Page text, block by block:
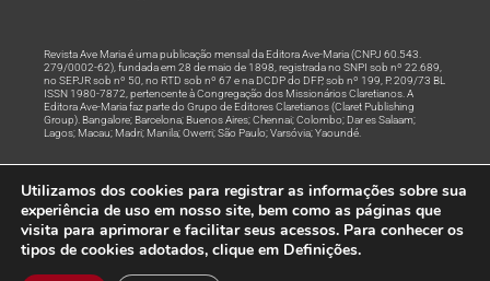
Revista Ave Maria é uma publicação mensal da Editora Ave-Maria (CNPJ 60.543.
279/0002-62), fundada em 28 de maio de 1898, registrada no SNPI sob nº 22.689,
no SEPJR sob nº 50, no RTD sob nº 67 e na DCDP do DFP, sob nº 199, P. 209/73 BL
ISSN 1980-7872, pertencente à Congregação dos Missionários Claretianos. A
Editora Ave-Maria faz parte do Grupo de Editores Claretianos (Claret Publishing
Group). Bangalore; Barcelona; Buenos Aires; Chennai; Colombo; Dar es Salaam;
Lagos; Macau; Madri; Manila; Owerri; São Paulo; Varsóvia; Yaoundé.
Rede
© Todos os Direitos Reservados
Utilizamos dos cookies para registrar as informações sobre sua
experiência de uso em nosso site, bem como as páginas que
visita para aprimorar e facilitar seus acessos. Para conhecer os
tipos de cookies adotados, clique em Definições.